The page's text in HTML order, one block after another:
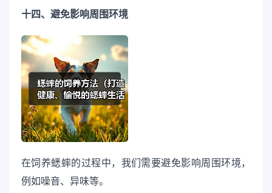
十四、避免影响周围环境
在饲养蟋蟀的过程中，我们需要避免影响周围环境，
例如噪音、异味等。